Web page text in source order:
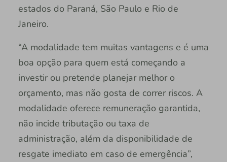
estados do Paraná, São Paulo e Rio de
Janeiro.
“A modalidade tem muitas vantagens e é uma
boa opção para quem está começando a
investir ou pretende planejar melhor o
orçamento, mas não gosta de correr riscos. A
modalidade oferece remuneração garantida,
não incide tributação ou taxa de
administração, além da disponibilidade de
resgate imediato em caso de emergência”,